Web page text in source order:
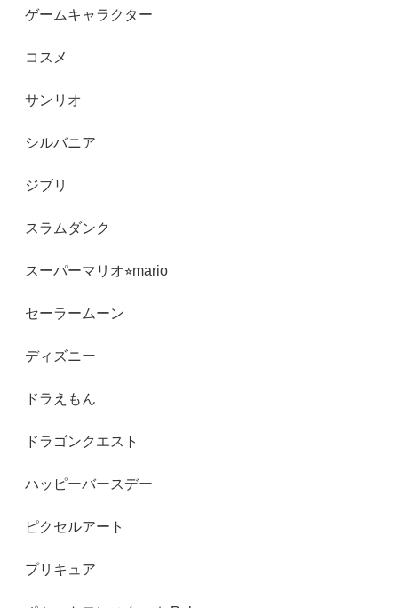
ゲームキャラクター
コスメ
サンリオ
シルバニア
ジブリ
スラムダンク
スーパーマリオ⭐︎mario
セーラームーン
ディズニー
ドラえもん
ドラゴンクエスト
ハッピーバースデー
ピクセルアート
プリキュア